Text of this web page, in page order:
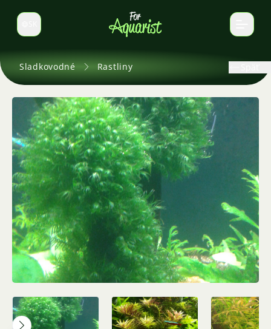
Prepnúť jazyk
Sladkovodné Rastliny